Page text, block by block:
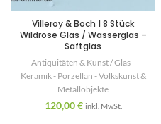
Villeroy & Boch | 8 Stück
Wildrose Glas / Wasserglas –
Saftglas
Antiquitäten & Kunst / Glas -
Keramik - Porzellan - Volkskunst &
Metallobjekte
120,00€ inkl. MwSt.